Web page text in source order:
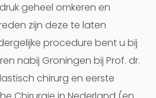
geheel omkeren en
zijn deze te laten
procedure bent u bij
nabij Groningen bij Prof. dr.
chirurg en eerste